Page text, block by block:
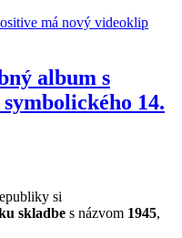
má nový videoklip
album s
14.
si
skladbe s názvom 1945,